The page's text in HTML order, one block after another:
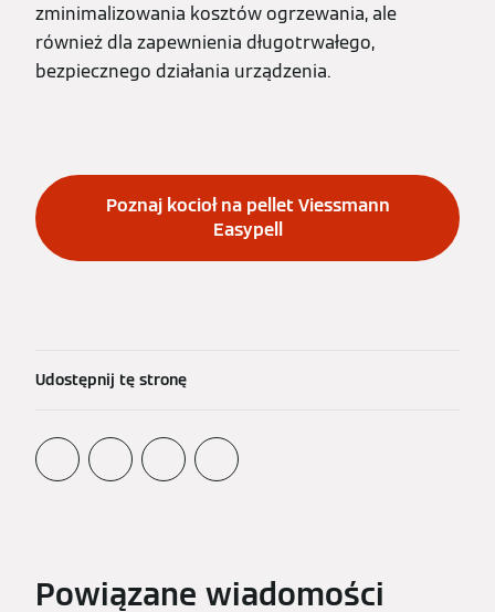
zminimalizowania kosztów ogrzewania, ale
również dla zapewnienia długotrwałego,
bezpiecznego działania urządzenia.
Poznaj kocioł na pellet Viessmann
Easypell
Udostępnij tę stronę
Powiązane wiadomości